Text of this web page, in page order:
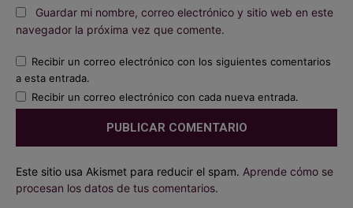
Guardar mi nombre, correo electrónico y sitio web en este
navegador la próxima vez que comente.
Recibir un correo electrónico con los siguientes comentarios
a esta entrada.
Recibir un correo electrónico con cada nueva entrada.
Este sitio usa Akismet para reducir el spam. Aprende cómo se
procesan los datos de tus comentarios.